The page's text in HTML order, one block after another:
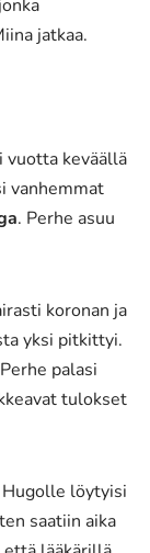
jatkaa.
vuotta keväällä
vanhemmat
. Perhe asuu
koronan ja
yksi pitkittyi.
palasi
tulokset
löytyisi
saatiin aika